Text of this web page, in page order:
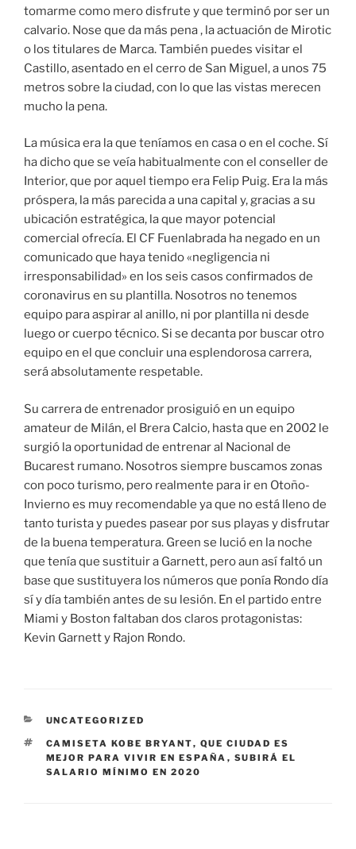
tomarme como mero disfrute y que terminó por ser un
calvario. Nose que da más pena , la actuación de Mirotic
o los titulares de Marca. También puedes visitar el
Castillo, asentado en el cerro de San Miguel, a unos 75
metros sobre la ciudad, con lo que las vistas merecen
mucho la pena.
La música era la que teníamos en casa o en el coche. Sí
ha dicho que se veía habitualmente con el conseller de
Interior, que por aquel tiempo era Felip Puig. Era la más
próspera, la más parecida a una capital y, gracias a su
ubicación estratégica, la que mayor potencial
comercial ofrecía. El CF Fuenlabrada ha negado en un
comunicado que haya tenido «negligencia ni
irresponsabilidad» en los seis casos confirmados de
coronavirus en su plantilla. Nosotros no tenemos
equipo para aspirar al anillo, ni por plantilla ni desde
luego or cuerpo técnico. Si se decanta por buscar otro
equipo en el que concluir una esplendorosa carrera,
será absolutamente respetable.
Su carrera de entrenador prosiguió en un equipo
amateur de Milán, el Brera Calcio, hasta que en 2002 le
surgió la oportunidad de entrenar al Nacional de
Bucarest rumano. Nosotros siempre buscamos zonas
con poco turismo, pero realmente para ir en Otoño-
Invierno es muy recomendable ya que no está lleno de
tanto turista y puedes pasear por sus playas y disfrutar
de la buena temperatura. Green se lució en la noche
que tenía que sustituir a Garnett, pero aun así faltó un
base que sustituyera los números que ponía Rondo día
sí y día también antes de su lesión. En el partido entre
Miami y Boston faltaban dos claros protagonistas:
Kevin Garnett y Rajon Rondo.
CATEGORÍAS
UNCATEGORIZED
ETIQUETAS
CAMISETA KOBE BRYANT, QUE CIUDAD ES
MEJOR PARA VIVIR EN ESPAÑA , SUBIRÁ EL
SALARIO MÍNIMO EN 2020